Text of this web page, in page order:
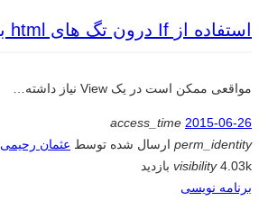
استفاده از If درون تگ های html با Razor
مواقعی ممکن است در یک View نیاز داشته…
access_time 2015-06-26
perm_identity ارسال شده توسط عثمان رحیمی
visibility4.03k بازدید
برنامه نویسی